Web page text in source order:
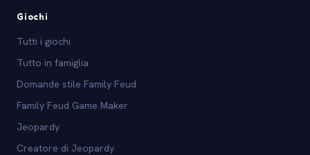
Giochi
Tutti i giochi
Tutto in famiglia
Domande stile Family Feud
Family Feud Game Maker
Jeopardy
Creatore di Jeopardy